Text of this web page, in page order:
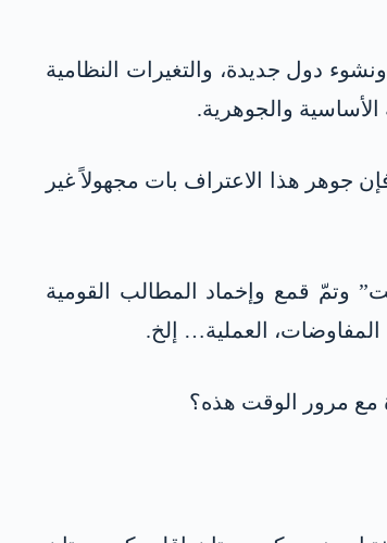
دول جديدة، والتغيرات النظامية
والجوهرية.
الكورد” ومع ذلك، فإن جوهر هذا الاعتراف بات مجهولاً غير
وتمّ قمع وإخماد المطالب القومية
المفاوضات، العملية… إلخ.
مع مرور الوقت هذه؟